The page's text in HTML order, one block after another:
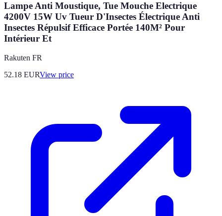
Lampe Anti Moustique, Tue Mouche Electrique
4200V 15W Uv Tueur D'Insectes Électrique Anti
Insectes Répulsif Efficace Portée 140M² Pour
Intérieur Et
Rakuten FR
52.18 EURView price